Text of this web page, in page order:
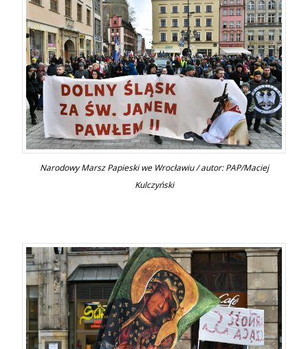
Narodowy Marsz Papieski we Wrocławiu / autor: PAP/Maciej
Kulczyński